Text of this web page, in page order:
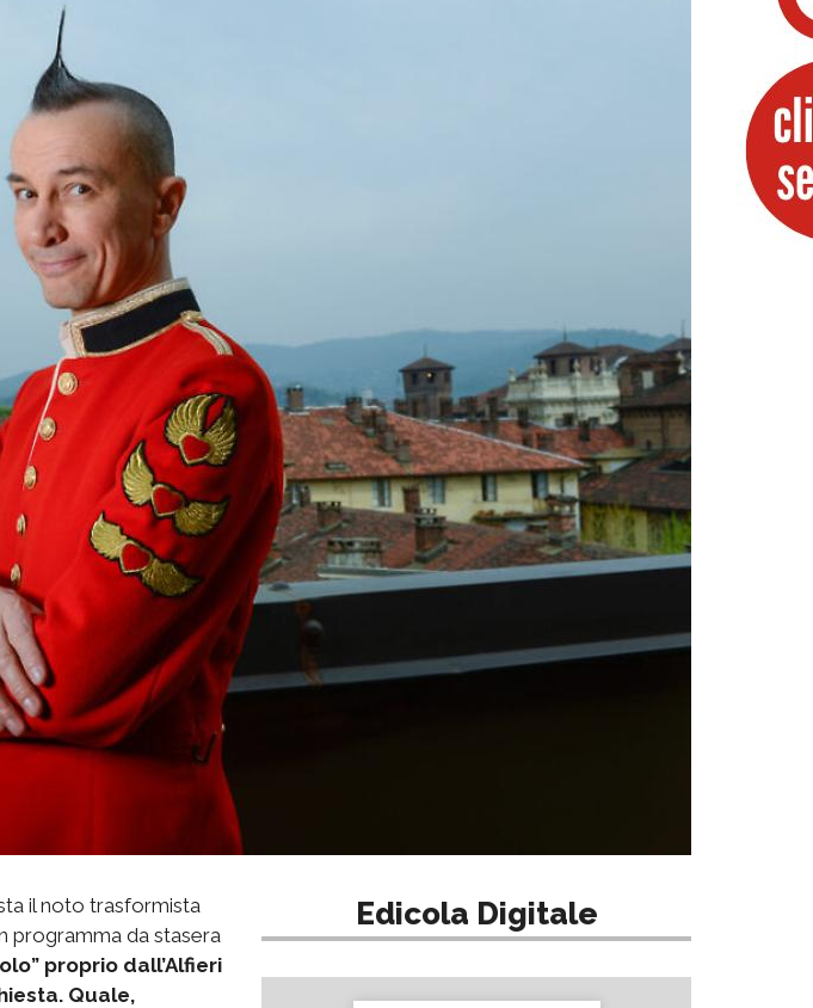
il noto trasformista
programma da stasera
proprio dall’Alfieri
Quale,
Edicola Digitale